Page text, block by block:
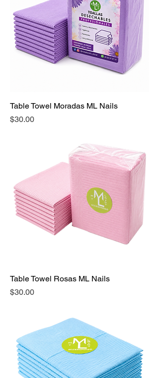
Table Towel Moradas ML Nails
Precio
$30.00
Table Towel Rosas ML Nails
Precio
$30.00